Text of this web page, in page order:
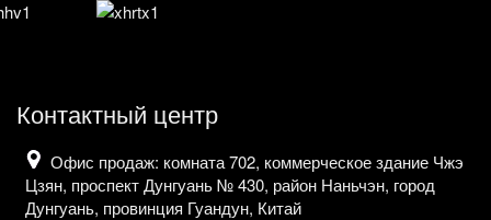
Контактный центр
Офис продаж: комната 702, коммерческое здание Чжэ
Цзян, проспект Дунгуань № 430, район Наньчэн, город
Дунгуань, провинция Гуандун, Китай